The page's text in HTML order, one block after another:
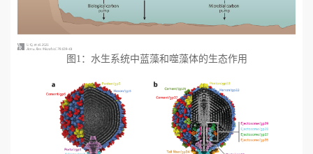
图 1：水生系统中蓝藻和噬藻体的生态作用